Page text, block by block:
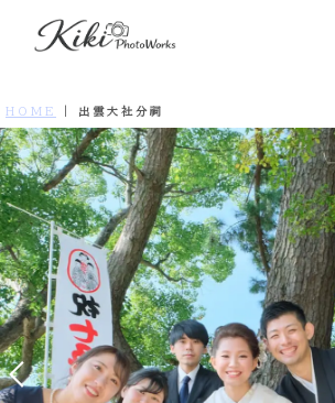
HOME 出雲大社分祠